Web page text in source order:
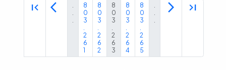
first_page arrow_back_ios
.
.
.
8
0
3
.
2
6
1
8
0
3
.
2
6
2
8
0
3
.
2
6
3
8
0
3
.
2
6
4
8
0
3
.
2
6
5
.
.
.
arrow_forward_ios last_page